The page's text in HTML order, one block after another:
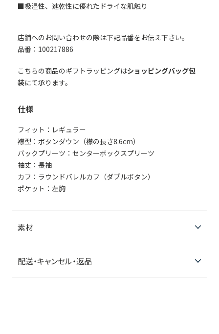
■吸湿性、速乾性に優れたドライな肌触り
店舗へのお問い合わせの際は下記品番をお伝え下さい。
品番：100217886
こちらの商品のギフトラッピングはショッピングバッグ包
装にて承ります。
仕様
フィット：レギュラー
襟型：ボタンダウン（襟の長さ8.6cm）
バックプリーツ：センターボックスプリーツ
袖丈：長袖
カフ：ラウンドバレルカフ（ダブルボタン）
ポケット：左胸
素材
配送・キャンセル・返品